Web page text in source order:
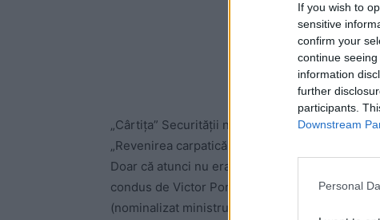
If you wish to
sensitive
confirm your
continue
information
further
participants.
Downstream
Personal
„Cârtița” Securității nu se află la primul
„Revenirea carpatică a lui Goebbels și
Doar că atunci nu era Klaus Iohannis, ci Traian
condus de Victor Ponta, în 2012, președintele
(nominalizat ministru de Externe), spunând „nu